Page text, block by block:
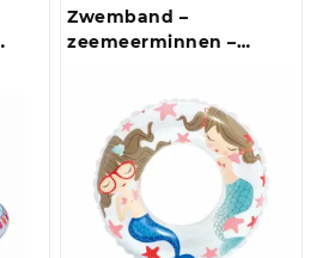
Zwemband –
zeemeerminnen –